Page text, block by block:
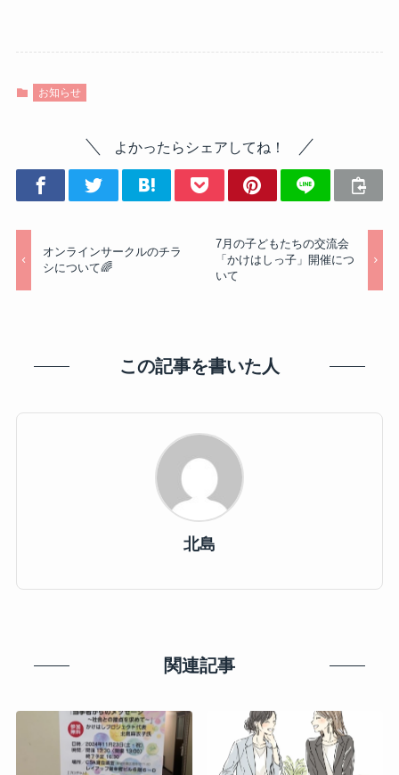
お知らせ
よかったらシェアしてね！
オンラインサークルのチラ
シについて🌈
7月の子どもたちの交流会
「かけはしっ子」開催につ
いて
この記事を書いた人
北島
関連記事